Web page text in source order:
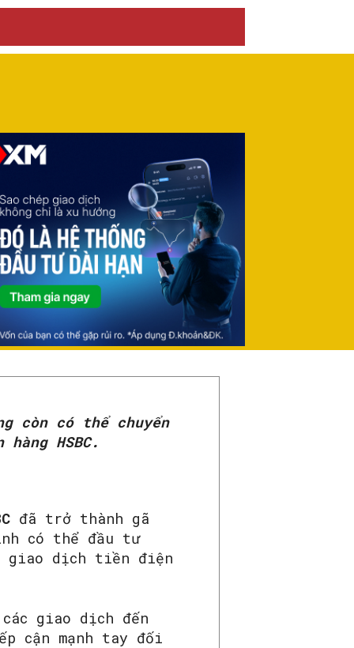
còn có thể chuyển
HSBC.
đã trở thành gã
có thể đầu tư
giao dịch tiền điện
các giao dịch đến
cận mạnh tay đối